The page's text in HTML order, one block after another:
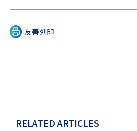
友善列印
RELATED ARTICLES